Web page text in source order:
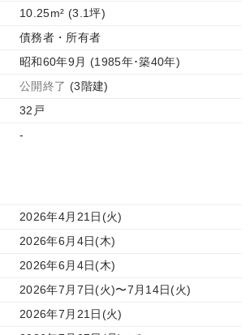
10.25m² (3.1坪)
債務者・所有者
昭和60年9月 (1985年･築40年)
公開終了 (3階建)
32戸
-
2026年4月21日(火)
2026年6月4日(木)
2026年6月4日(木)
2026年7月7日(火)〜7月14日(火)
2026年7月21日(火)